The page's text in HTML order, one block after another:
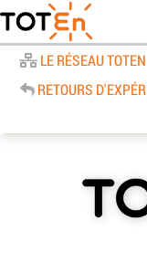
LE RÉSEAU TOTEN
RETOURS